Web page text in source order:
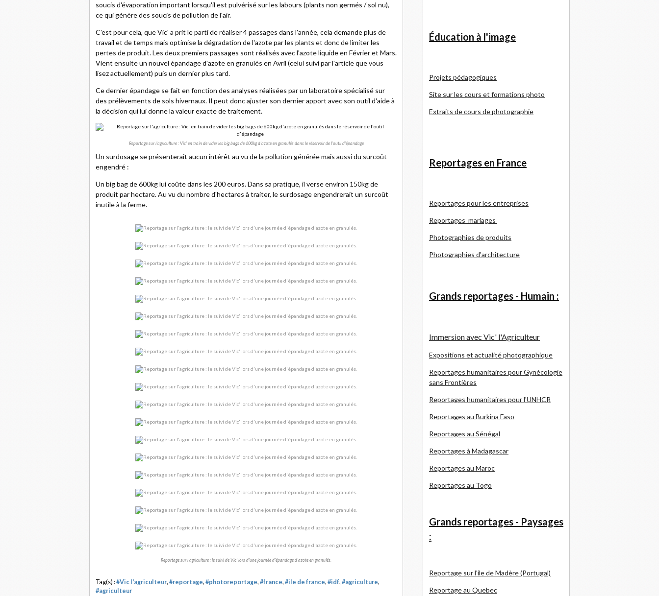
soucis d'évaporation important lorsqu'il est pulvérisé sur les labours (plants non germés / sol nu),
ce qui génère des soucis de pollution de l'air.
C'est pour cela, que Vic' a prit le parti de réaliser 4 passages dans l'année, cela demande plus de
travail et de temps mais optimise la dégradation de l'azote par les plants et donc de limiter les
pertes de produit. Les deux premiers passages sont réalisés avec l'azote liquide en Février et Mars.
Vient ensuite un nouvel épandage d'azote en granulés en Avril (celui suivi par l'article que vous
lisez actuellement) puis un dernier plus tard.
Ce dernier épandage se fait en fonction des analyses réalisées par un laboratoire spécialisé sur
des prélèvements de sols hivernaux. Il peut donc ajuster son dernier apport avec son outil d'aide à
la décision qui lui donne la valeur exacte de traitement.
Reportage sur l'agriculture : Vic' en train de vider les big bags de 600kg d'azote en granulés dans le réservoir de l'outil d'épandage
Un surdosage se présenterait aucun intérêt au vu de la pollution générée mais aussi du surcoût
engendré :
Un big bag de 600kg lui coûte dans les 200 euros. Dans sa pratique, il verse environ 150kg de
produit par hectare. Au vu du nombre d'hectares à traiter, le surdosage engendrerait un surcoût
inutile à la ferme.
Reportage sur l'agriculture : le suivi de Vic' lors d'une journée d'épandage d'azote en granulés.
Tag(s) :#Vic l'agriculteur, #reportage, #photoreportage, #france, #ile de france, #idf, #agriculture,
#agriculteur
Éducation à l'image
Projets pédagogiques
Site sur les cours et formations photo
Extraits de cours de photographie
Reportages en France
Reportages pour les entreprises
Reportages mariages
Photographies de produits
Photographies d'architecture
Grands reportages - Humain :
Immersion avec Vic' l'Agriculteur
Expositions et actualité photographique
Reportages humanitaires pour Gynécologie
sans Frontières
Reportages humanitaires pour l'UNHCR
Reportages au Burkina Faso
Reportages au Sénégal
Reportages à Madagascar
Reportages au Maroc
Reportages au Togo
Grands reportages - Paysages
:
Reportage sur l'ile de Madère (Portugal)
Reportage au Quebec